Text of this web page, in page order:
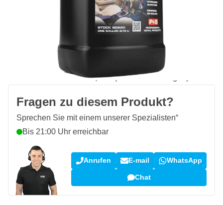
In den Warenkorb
heute versendet
Kostenlos geliefertab 50,- €
Rückgaberecht
Kundenrezensionen:4,58/5(7.072 Bewertungen)
Fragen zu diesem Produkt?
Sprechen Sie mit einem unserer Spezialisten“
Bis 21:00 Uhr erreichbar
Anrufen E-mail WhatsApp
Chat